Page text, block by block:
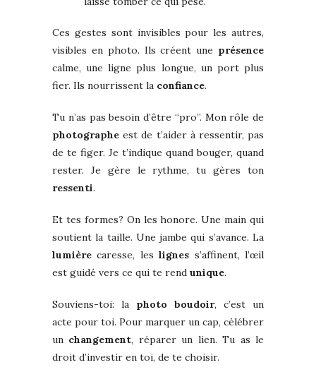
Ces gestes sont invisibles pour les autres,
visibles en photo. Ils créent une présence
calme, une ligne plus longue, un port plus
fier. Ils nourrissent la confiance.
Tu n’as pas besoin d’être “pro”. Mon rôle de
photographe est de t’aider à ressentir, pas
de te figer. Je t’indique quand bouger, quand
rester. Je gère le rythme, tu gères ton
ressenti.
Et tes formes? On les honore. Une main qui
soutient la taille. Une jambe qui s’avance. La
lumière caresse, leslignes s’affinent, l’œil
est guidé vers ce qui te rend unique.
Souviens-toi: la photo boudoir, c’est un
acte pour toi. Pour marquer un cap, célébrer
un changement, réparer un lien. Tu as le
droit d’investir en toi, de te choisir.